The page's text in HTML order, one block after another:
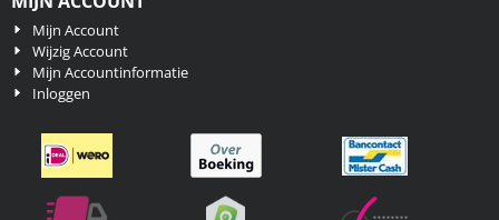
Mijn Account
Wijzig Account
Mijn Accountinformatie
Inloggen